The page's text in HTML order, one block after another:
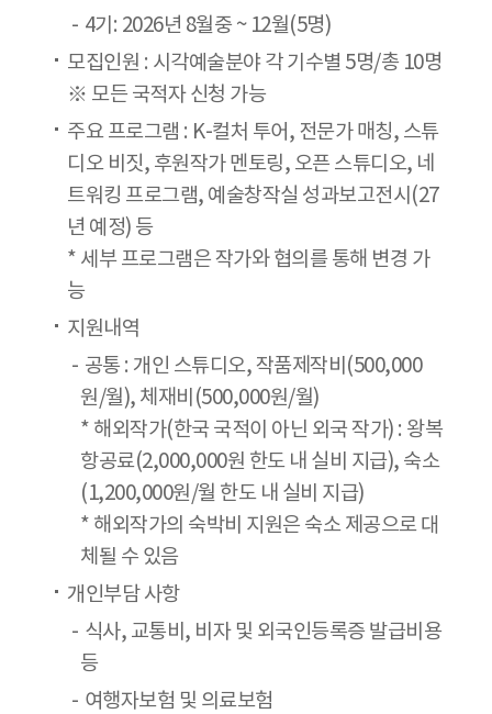
4기: 2026년 8월중 ~ 12월(5명)
모집인원 : 시각예술분야 각 기수별 5명/총 10명
※ 모든 국적자 신청 가능
주요 프로그램 : K-컬처 투어, 전문가 매칭, 스튜
디오 비짓, 후원작가 멘토링, 오픈 스튜디오, 네
트워킹 프로그램, 예술창작실 성과보고전시(27
년 예정) 등
* 세부 프로그램은 작가와 협의를 통해 변경 가
능
지원내역
공통 : 개인 스튜디오, 작품제작비(500,000
원/월), 체재비(500,000원/월)
* 해외작가(한국 국적이 아닌 외국 작가) : 왕복
항공료(2,000,000원 한도 내 실비 지급), 숙소
(1,200,000원/월 한도 내 실비 지급)
* 해외작가의 숙박비 지원은 숙소 제공으로 대
체될 수 있음
개인부담 사항
식사, 교통비, 비자 및 외국인등록증 발급비용
등
여행자보험 및 의료보험